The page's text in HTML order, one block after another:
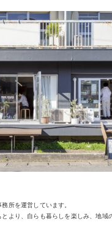
所を運営しています。
より、自らも暮らしを楽しみ、地域